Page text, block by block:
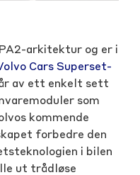
arkitektur og er i
Cars Superset-
av ett enkelt sett
som
kommende
forbedre den
i bilen
ut trådløse